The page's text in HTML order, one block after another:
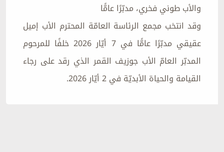
والأب طوني فخري، مدبّرًا عامًّا
وقد انتخب مجمع الرئاسة العامّة المحترم الأب إميل
عقيقي مدبّرًا عامًّا في 7 أيّار 2026 خلفًا للمرحوم
المدبّر العامّ الأب جوزيف القمر الذي رقد على رجاء
القيامة والحياة الأبديّة في 2 أيّار 2026.